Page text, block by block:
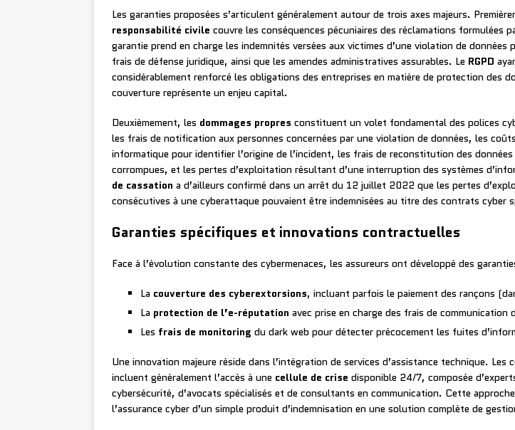
Les garanties proposées s’articulent généralement autour de trois axes majeurs.
responsabilité civile couvre les conséquences pécuniaires des réclamations formulées
garantie prend en charge les indemnités versées aux victimes d’une violation de données
frais de défense juridique, ainsi que les amendes administratives assurables. Le RGPD
considérablement renforcé les obligations des entreprises en matière de protection des
couverture représente un enjeu capital.
Deuxièmement, les dommages propres constituent un volet fondamental des polices
les frais de notification aux personnes concernées par une violation de données, les
informatique pour identifier l’origine de l’incident, les frais de reconstitution des données
corrompues, et les pertes d’exploitation résultant d’une interruption des systèmes
de cassation a d’ailleurs confirmé dans un arrêt du 12 juillet 2022 que les pertes
consécutives à une cyberattaque pouvaient être indemnisées au titre des contrats cyber
Garanties spécifiques et innovations contractuelles
Face à l’évolution constante des cybermenaces, les assureurs ont développé des
La couverture des cyberextorsions, incluant parfois le paiement des rançons
La protection de l’e-réputation avec prise en charge des frais de communication
Les frais de monitoring du dark web pour détecter précocement les fuites
Une innovation majeure réside dans l’intégration de services d’assistance technique. Les
incluent généralement l’accès à une cellule de crise disponible 24/7, composée
cybersécurité, d’avocats spécialisés et de consultants en communication. Cette
l’assurance cyber d’un simple produit d’indemnisation en une solution complète de